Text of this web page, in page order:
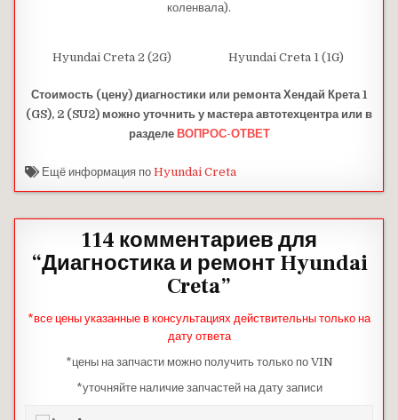
коленвала).
Hyundai Creta 2 (2G) Hyundai Creta 1 (1G)
Стоимость (цену) диагностики или ремонта Хендай Крета 1
(GS), 2 (SU2) можно уточнить у мастера автотехцентра или в
разделе ВОПРОС-ОТВЕТ
Ещё информация поHyundai Creta
114 комментариев для
“Диагностика и ремонт Hyundai
Creta”
*все цены указанные в консультациях действительны только на
дату ответа
*цены на запчасти можно получить только по VIN
*уточняйте наличие запчастей на дату записи